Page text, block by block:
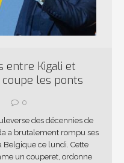
entre Kigali et
coupe les ponts
0
des décennies de
a brutalement rompu ses
ce lundi. Cette
un couperet, ordonne